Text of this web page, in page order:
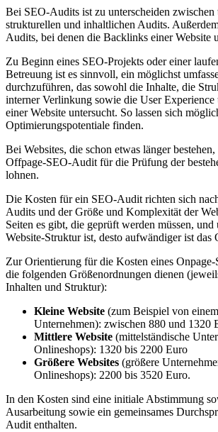
Bei SEO-Audits ist zu unterscheiden zwischen
strukturellen und inhaltlichen Audits.
Audits, bei denen die Backlinks einer Website
Zu Beginn eines SEO-Projekts oder einer
Betreuung ist es sinnvoll, ein möglichst
durchzuführen, das sowohl die Inhalte, die
interner Verlinkung sowie die User
einer Website untersucht. So lassen sich
Optimierungspotentiale finden.
Bei Websites, die schon etwas länger
Offpage-SEO-Audit für die Prüfung der
lohnen.
Die Kosten für ein SEO-Audit richten sich
Audits und der Größe und Komplexität der
Seiten es gibt, die geprüft werden müssen,
Website-Struktur ist, desto aufwändiger ist das
Zur Orientierung für die Kosten eines
die folgenden Größenordnungen dienen
Inhalten und Struktur):
Kleine Website (zum Beispiel von
Unternehmen): zwischen 880 und 1320
Mittlere Website (mittelständische
Onlineshops): 1320 bis 2200 Euro
Größere Websites (größere
Onlineshops): 2200 bis 3520 Euro.
In den Kosten sind eine initiale Abstimmung
Ausarbeitung sowie ein gemeinsames
Audit enthalten.